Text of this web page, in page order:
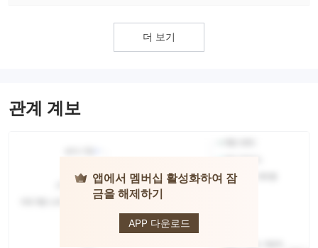
더 보기
관계 계보
앱에서 멤버십 활성화하여 잠
금을 해제하기
APP 다운로드
RoboForex